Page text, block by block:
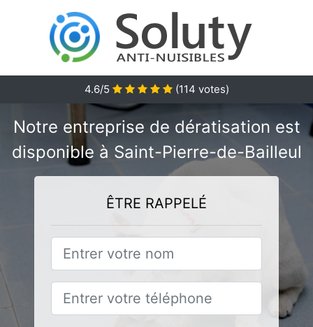
4.6/5 (114 votes)
Notre entreprise de dératisation est
disponible à Saint-Pierre-de-Bailleul
ÊTRE RAPPELÉ